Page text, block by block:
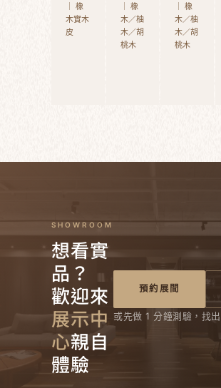
｜ 橡
木實木
皮
｜ 橡
木／柚
木／胡
桃木
｜ 橡
木／柚
木／胡
桃木
SHOWROOM
想看實
品？
歡迎來
展示中
心親自
體驗
預約展間
或先做 1 分鐘測驗，找